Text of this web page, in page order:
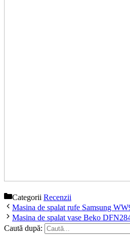
Categorii Recenzii
Masina de spalat rufe Samsung
Masina de spalat vase Beko
Caută după: